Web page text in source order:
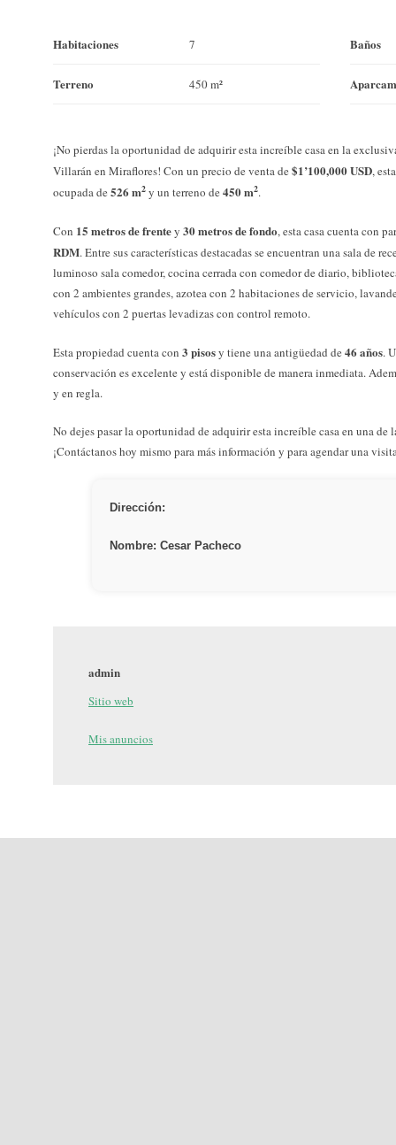
Habitaciones 7 Baños
Terreno 450 m²
¡No pierdas la oportunidad de adquirir esta increíble casa en la
Villarán en Miraflores! Con un precio de venta de $1’100,000 USD,
ocupada de 526 m2 y un terreno de 450 m2.
Con 15 metros de frentey 30 metros de fondo, esta casa cuenta con
RDM. Entre sus características destacadas se encuentran una sala de
luminoso sala comedor, cocina cerrada con comedor de diario,
con 2 ambientes grandes, azotea con 2 habitaciones de servicio,
vehículos con 2 puertas levadizas con control remoto.
Esta propiedad cuenta con 3 pisosy tiene una antigüedad de 46 años.
conservación es excelente y está disponible de manera inmediata.
y en regla.
No dejes pasar la oportunidad de adquirir esta increíble casa en una de
¡Contáctanos hoy mismo para más información y para agendar una
Dirección:
Nombre: Cesar Pacheco
admin
Sitio web
Mis anuncios